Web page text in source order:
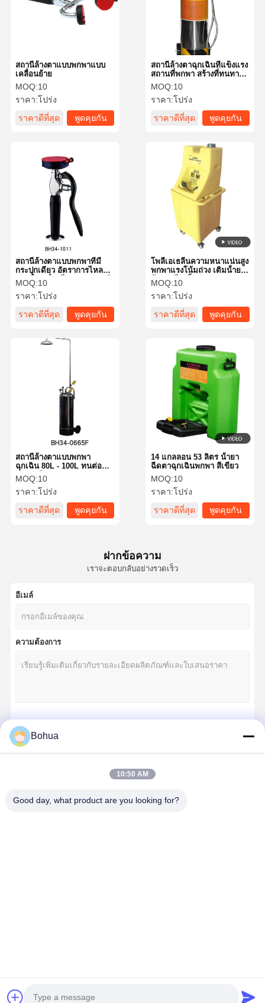
บ้าน เกี่ยวกับเรา ทัวร์โรงงาน
ควบคุม
ติดต่อเรา ข่าว กรณี
น้ําอาบน้ําฉุกเฉิน และ น้ําล้างตา
น้ำยาล้างตาน้ำนิรภัย
สถานีล้างตาบนโต๊ะ
สถานีล้างตาฉุกเฉินที่แข็งแรง
สถานที่พกพา สร้างที่ทนทาน
BH34-0628
MOQ:10
ราคา:โปร่ง
ราคาดีที่สุด
พูดคุยกัน
สถานีล้างตาแบบพกพาแบบ
เคลื่อนย้าย
MOQ:10
ราคา:โปร่ง
ราคาดีที่สุด
พูดคุยกัน
โพลีเอเธลีนความหนาแน่นสูง
พกพาแรงโน้มถ่วง เติมน้ํายา
ล้างตา ไม่เป็นพิษ 14
แกลลอน
MOQ:10
ราคา:โปร่ง
ราคาดีที่สุด
พูดคุยกัน
สถานีล้างตาแบบพกพาที่มี
กระปุกเดียว อัตราการไหล
ของน้ําเคลื่อนไหว 1.5L/นาที
MOQ:10
ราคา:โปร่ง
ราคาดีที่สุด
พูดคุยกัน
14 แกลลอน 53 ลิตร น้ํายา
ฉีดตาฉุกเฉินพกพา สีเขียว
MOQ:10
ราคา:โปร่ง
ราคาดีที่สุด
พูดคุยกัน
สถานีล้างตาแบบพกพา
ฉุกเฉิน 80L - 100L ทนต่อ
สารเคมี
MOQ:10
ราคา:โปร่ง
ราคาดีที่สุด
พูดคุยกัน
ฝากข้อความ
เราจะตอบกลับอย่างรวดเร็ว
อีเมล์
ความต้องการ
Shanghai Bohua Safety Device Co., Ltd. All Rights Reserved.
Bohua
10:50 AM
Good day, what product are you looking for?